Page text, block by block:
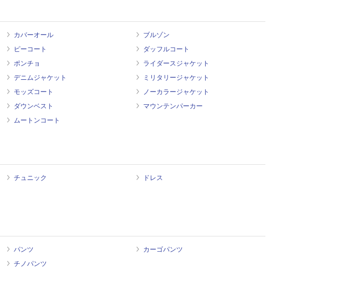
カバーオール
ブルゾン
ピーコート
ダッフルコート
ポンチョ
ライダースジャケット
デニムジャケット
ミリタリージャケット
モッズコート
ノーカラージャケット
ダウンベスト
マウンテンパーカー
ムートンコート
チュニック
ドレス
パンツ
カーゴパンツ
チノパンツ